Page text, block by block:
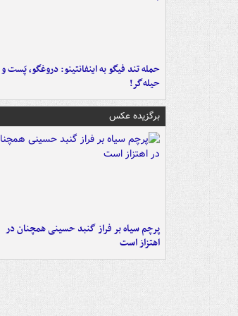
حمله تند فیگو به اینفانتینو: دروغگو، پَست‌ و
حیله‌گر!
برگزیده عکس
پرچم سیاه بر فراز گنبد حسینی همچنان در
اهتزاز است